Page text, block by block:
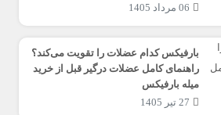
06 مرداد 1405
بارفیکس کدام عضلات را تقویت می‌کند؟
راهنمای کامل عضلات درگیر قبل از خرید
میله بارفیکس
27 تیر 1405